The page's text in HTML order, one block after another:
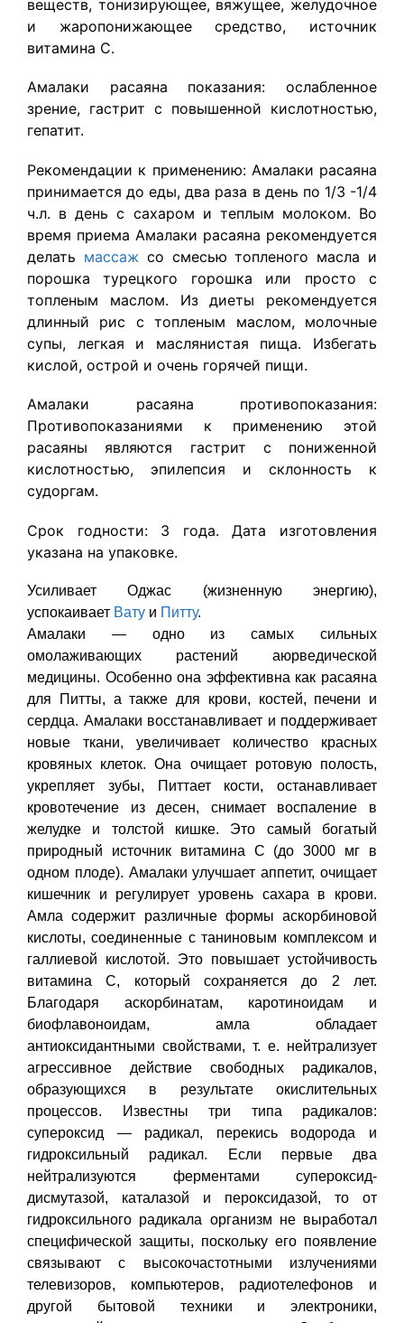
веществ, тонизирующее, вяжущее, желудочное
и жаропонижающее средство, источник
витамина С.
Амалаки расаяна показания: ослабленное
зрение, гастрит с повышенной кислотностью,
гепатит.
Рекомендации к применению: Амалаки расаяна
принимается до еды, два раза в день по 1/3 -1/4
ч.л. в день с сахаром и теплым молоком. Во
время приема Амалаки расаяна рекомендуется
делать массажсо смесью топленого масла и
порошка турецкого горошка или просто с
топленым маслом. Из диеты рекомендуется
длинный рис с топленым маслом, молочные
супы, легкая и маслянистая пища. Избегать
кислой, острой и очень горячей пищи.
Амалаки расаяна противопоказания:
Противопоказаниями к применению этой
расаяны являются гастрит с пониженной
кислотностью, эпилепсия и склонность к
судоргам.
Срок годности: 3 года. Дата изготовления
указана на упаковке.
Усиливает Оджас (жизненную энергию),
успокаивает Вату и Питту.
Амалаки — одно из самых сильных
омолаживающих растений аюрведической
медицины. Особенно она эффективна как расаяна
для Питты, а также для крови, костей, печени и
сердца. Амалаки восстанавливает и поддерживает
новые ткани, увеличивает количество красных
кровяных клеток. Она очищает ротовую полость,
укрепляет зубы, Питтает кости, останавливает
кровотечение из десен, снимает воспаление в
желудке и толстой кишке. Это самый богатый
природный источник витамина С (до 3000 мг в
одном плоде). Амалаки улучшает аппетит, очищает
кишечник и регулирует уровень сахара в крови.
Амла содержит различные формы аскорбиновой
кислоты, соединенные с таниновым комплексом и
галлиевой кислотой. Это повышает устойчивость
витамина С, который сохраняется до 2 лет.
Благодаря аскорбинатам, каротиноидам и
биофлавоноидам, амла обладает
антиоксидантными свойствами, т. е. нейтрализует
агрессивное действие свободных радикалов,
образующихся в результате окислительных
процессов. Известны три типа радикалов:
супероксид — радикал, перекись водорода и
гидроксильный радикал. Если первые два
нейтрализуются ферментами супероксид-
дисмутазой, каталазой и пероксидазой, то от
гидроксильного радикала организм не выработал
специфической защиты, поскольку его появление
связывают с высокочастотными излучениями
телевизоров, компьютеров, радиотелефонов и
другой бытовой техники и электроники,